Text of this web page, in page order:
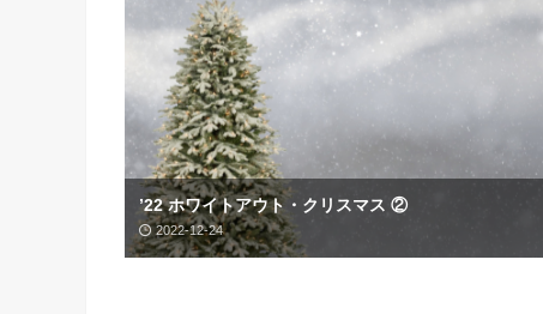
’22 ホワイトアウト・クリスマス ②
2022-12-24